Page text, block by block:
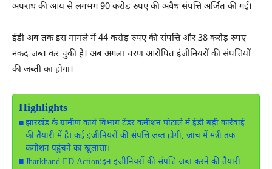
अपराध की आय से लगभग 90 करोड़ रुपए की अवैध संपत्ति अर्जित की गई।
ईडी अब तक इस मामले में 44 करोड़ रुपए की संपत्ति और 38 करोड़ रुपए
नकद जब्त कर चुकी है। अब अगला चरण आरोपित इंजीनियरों की संपत्तियों
की जब्ती का होगा।
Highlights
झारखंड के ग्रामीण कार्य विभाग टेंडर कमीशन घोटाले में ईडी बड़ी कार्रवाई
की तैयारी में है। कई इंजीनियरों की संपत्ति जब्त होगी, जांच में मंत्री तक
कमीशन पहुंचने का खुलासा।
Jharkhand ED Action:इन इंजीनियरों की संपत्ति जब्त करने की तैयारी